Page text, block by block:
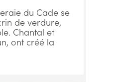
du Cade se
de verdure,
Chantal et
ont créé la